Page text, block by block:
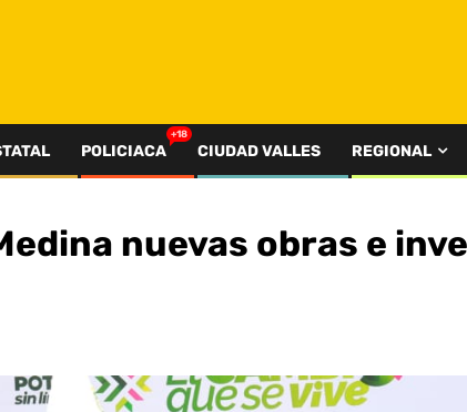
POLICIACA
+18
CIUDAD VALLES REGIONAL
nuevas obras e